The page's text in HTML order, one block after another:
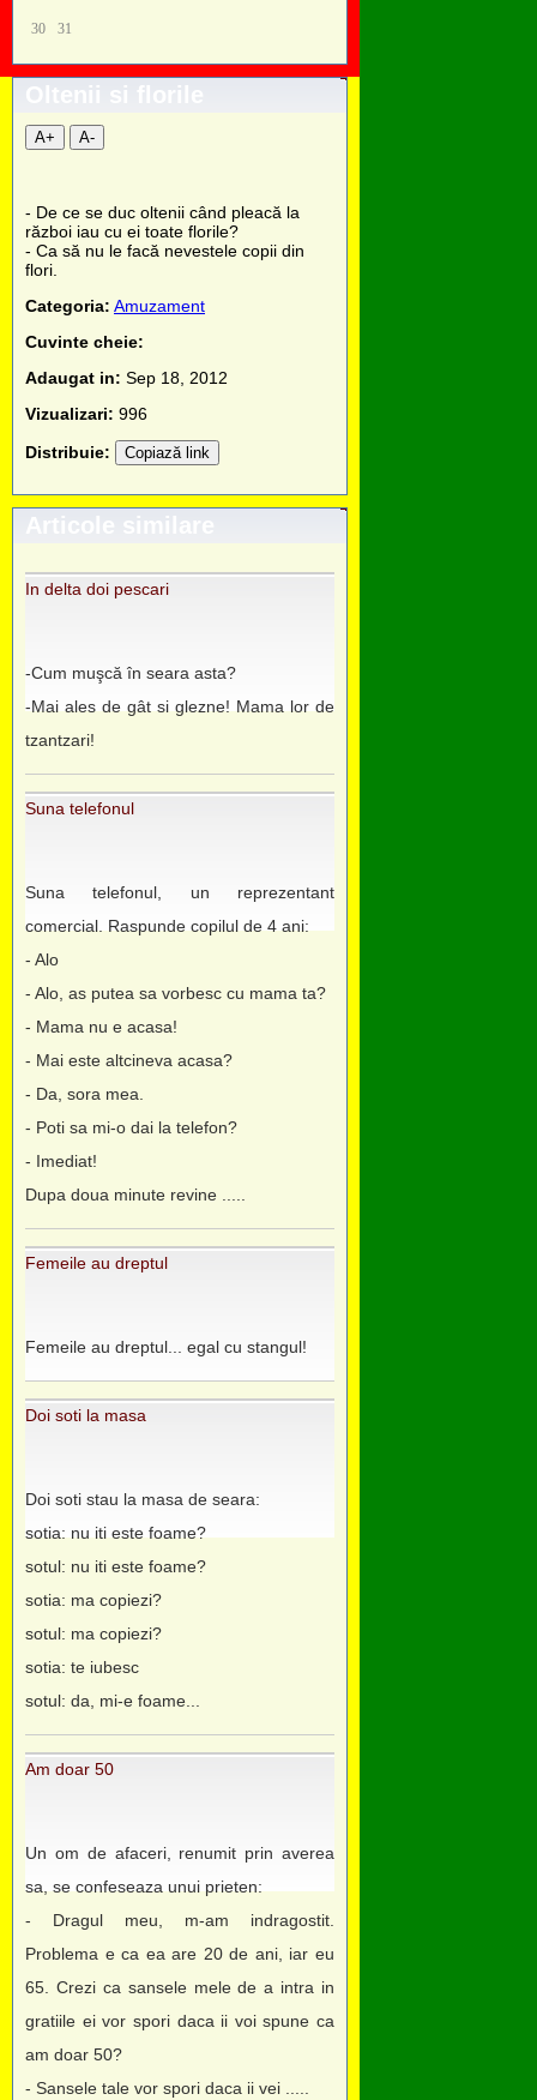
30 31
Oltenii si florile
A+ A-
- De ce se duc oltenii când pleacă la
război iau cu ei toate florile?
- Ca să nu le facă nevestele copii din
flori.
Categoria: Amuzament
Cuvinte cheie:
Adaugat in: Sep 18, 2012
Vizualizari: 996
Distribuie:
Copiază link
Articole similare
In delta doi pescari
-Cum muşcă în seara asta?
-Mai ales de gât si glezne! Mama lor de
tzantzari!
Suna telefonul
Suna telefonul, un reprezentant
comercial. Raspunde copilul de 4 ani:
- Alo
- Alo, as putea sa vorbesc cu mama ta?
- Mama nu e acasa!
- Mai este altcineva acasa?
- Da, sora mea.
- Poti sa mi-o dai la telefon?
- Imediat!
Dupa doua minute revine .....
Femeile au dreptul
Femeile au dreptul... egal cu stangul!
Doi soti la masa
Doi soti stau la masa de seara:
sotia: nu iti este foame?
sotul: nu iti este foame?
sotia: ma copiezi?
sotul: ma copiezi?
sotia: te iubesc
sotul: da, mi-e foame...
Am doar 50
Un om de afaceri, renumit prin averea
sa, se confeseaza unui prieten:
- Dragul meu, m-am indragostit.
Problema e ca ea are 20 de ani, iar eu
65. Crezi ca sansele mele de a intra in
gratiile ei vor spori daca ii voi spune ca
am doar 50?
- Sansele tale vor spori daca ii vei .....